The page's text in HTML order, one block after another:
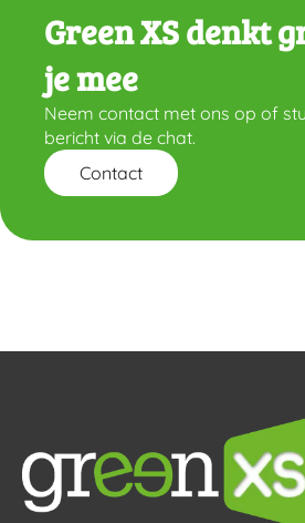
Green XS denkt
je mee
Neem contact met ons op of
bericht via de chat.
Contact